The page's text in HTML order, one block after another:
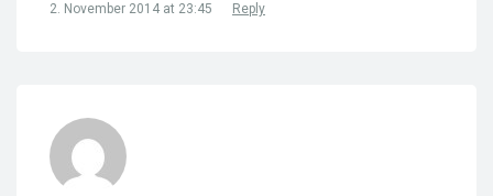
2. November 2014 at 23:45 Reply